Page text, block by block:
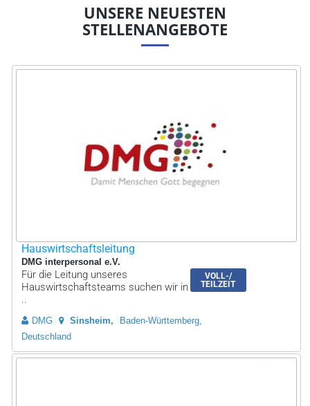
UNSERE NEUESTEN
STELLENANGEBOTE
Hauswirtschaftsleitung
DMG interpersonal e.V.
VOLL-/
TEILZEIT
Für die Leitung unseres
Hauswirtschaftsteams suchen wir in
..
DMG Sinsheim
Baden-Württemberg,
Deutschland